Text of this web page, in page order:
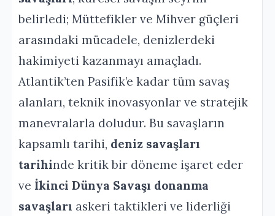
belirledi; Müttefikler ve Mihver güçleri
arasındaki mücadele, denizlerdeki
hakimiyeti kazanmayı amaçladı.
Atlantik’ten Pasifik’e kadar tüm savaş
alanları, teknik inovasyonlar ve stratejik
manevralarla doludur. Bu savaşların
kapsamlı tarihi, deniz savaşları
tarihinde kritik bir döneme işaret eder
ve İkinci Dünya Savaşı donanma
savaşları askeri taktikleri ve liderliği